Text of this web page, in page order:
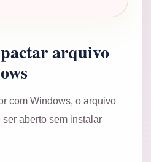
arquivo
com Windows, o arquivo
aberto sem instalar